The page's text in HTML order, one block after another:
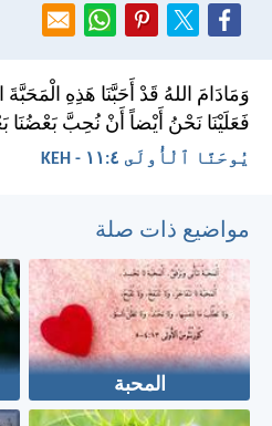
وَمَادَامَ اللهُ قَدْ أَحَبَّنَا هَذِهِ الْمَحَبَّةَ
فَعَلَيْنَا نَحْنُ أَيْضاً أَنْ نُحِبَّ بَعْضُنَا
يُوحَنَّا ٱلْأُولَى ٤:‏١١ - KEH
مواضيع ذات صلة
المحبة